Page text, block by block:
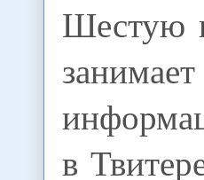
Шестую
в